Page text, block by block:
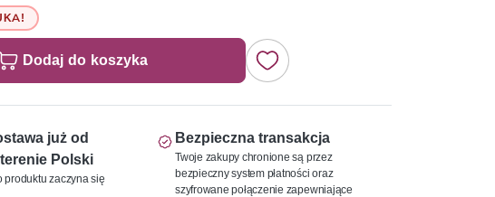
Dodaj do koszyka
już od
terenie Polski
produktu zaczyna się
Bezpieczna transakcja
Twoje zakupy chronione są przez
bezpieczny system płatności oraz
szyfrowane połączenie zapewniające